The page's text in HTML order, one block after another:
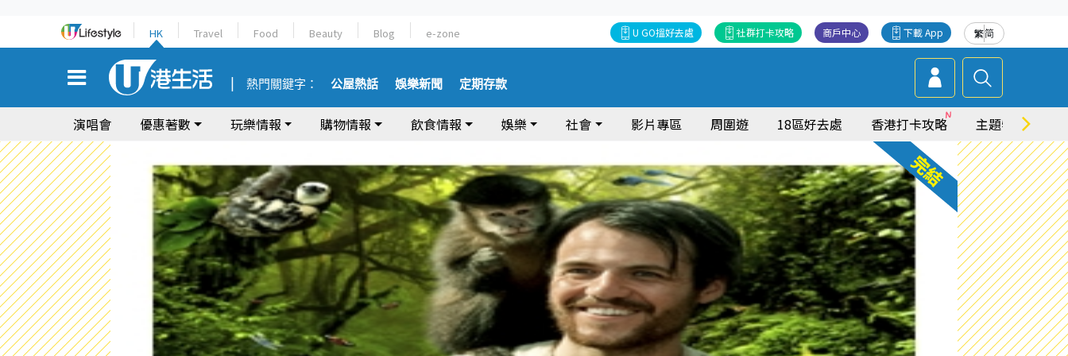
HK Travel Food Beauty Blog e-zone 繁简
下載 App
商戶中心
社群打卡攻略
U GO搵好去處
熱門關鍵字： 公屋熱話 娛樂新聞 定期存款
演唱會 優惠著數 玩樂情報 購物情報 飲食情報 娛樂 社會 影片專區 周圍遊 18區好去處 香港打卡攻略 主題特集